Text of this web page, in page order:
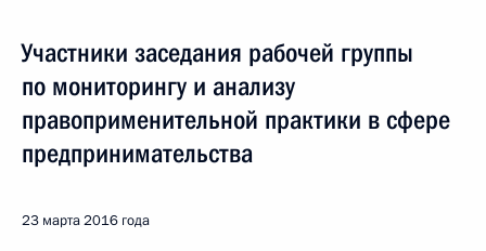
Участники заседания рабочей группы
по мониторингу и анализу
правоприменительной практики в сфере
предпринимательства
23 марта 2016 года